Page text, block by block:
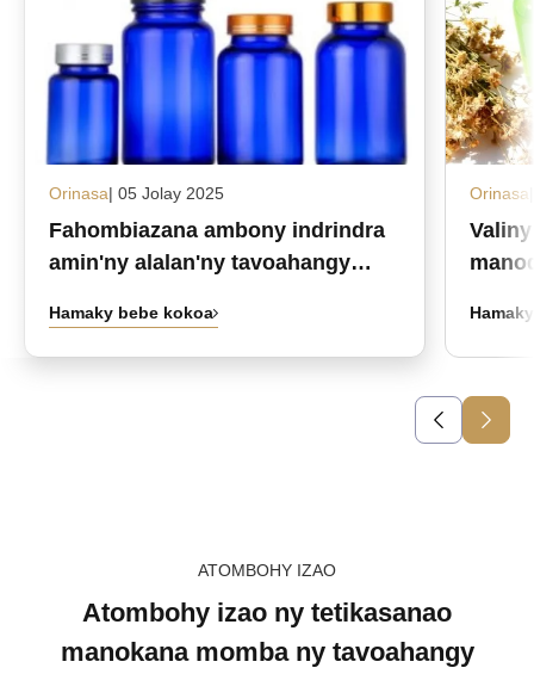
Orinasa| 05 Jolay 2025
Fahombiazana ambony indrindra
amin'ny alalan'ny tavoahangy
manokana ambongadiny
Hamaky bebe kokoa
Orinasa
ATOMBOHY IZAO
Atombohy izao ny tetikasanao
manokana momba ny tavoahangy